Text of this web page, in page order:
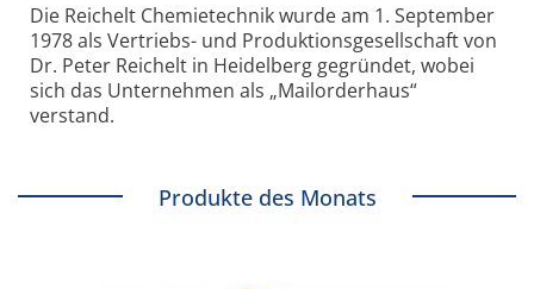
Die Reichelt Chemietechnik wurde am 1. September
1978 als Vertriebs- und Produktionsgesellschaft von
Dr. Peter Reichelt in Heidelberg gegründet, wobei
sich das Unternehmen als „Mailorderhaus“
verstand.
Produkte des Monats